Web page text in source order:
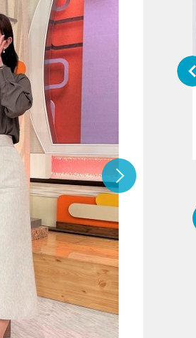
『アイ＝ラブ！げーみんぐ』＝LOV
E齋藤樹愛羅＆佐々木舞香SPインタ
ビュー